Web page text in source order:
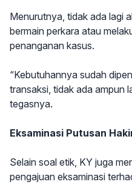
Menurutnya, tidak ada lagi
bermain perkara atau
penanganan kasus.
“Kebutuhannya sudah
transaksi, tidak ada ampun
tegasnya.
Eksaminasi Putusan
Selain soal etik, KY juga
pengajuan eksaminasi